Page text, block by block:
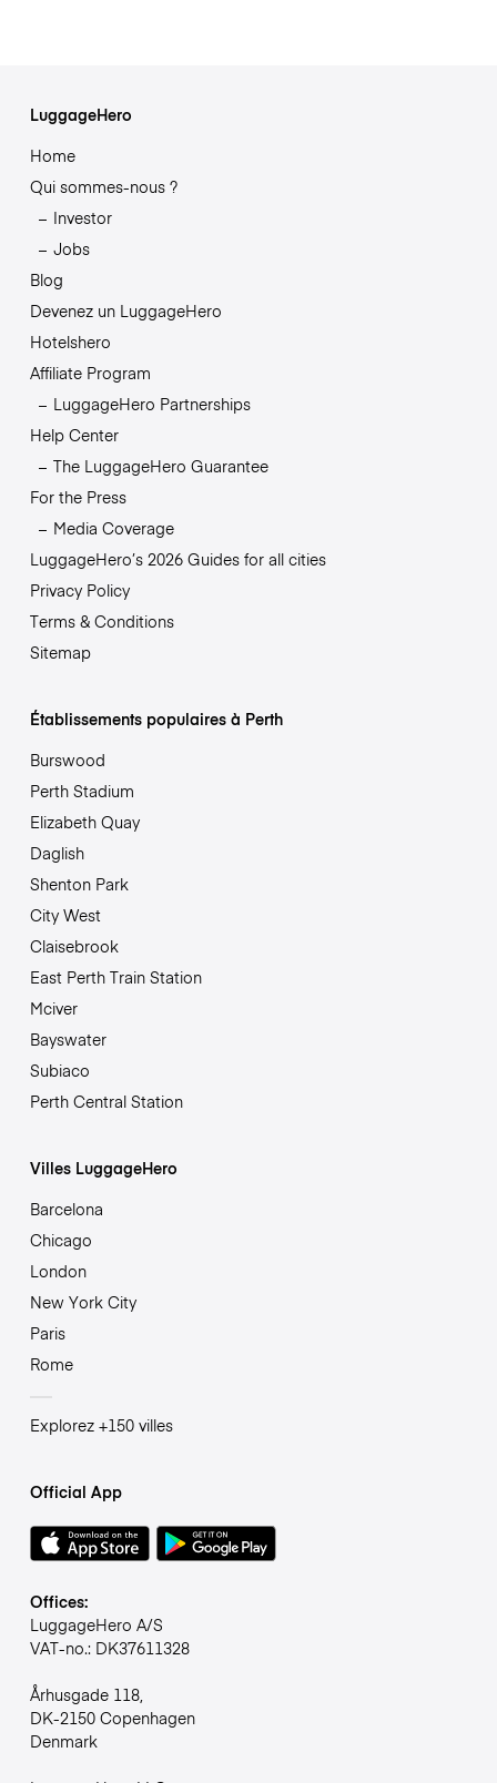
LuggageHero
Home
Qui sommes-nous ?
Investor
Jobs
Blog
Devenez un LuggageHero
Hotelshero
Affiliate Program
LuggageHero Partnerships
Help Center
The LuggageHero Guarantee
For the Press
Media Coverage
LuggageHero’s 2026 Guides for all cities
Privacy Policy
Terms & Conditions
Sitemap
Établissements populaires à Perth
Burswood
Perth Stadium
Elizabeth Quay
Daglish
Shenton Park
City West
Claisebrook
East Perth Train Station
Mciver
Bayswater
Subiaco
Perth Central Station
Villes LuggageHero
Barcelona
Chicago
London
New York City
Paris
Rome
Explorez +150 villes
Official App
Offices:
LuggageHero A/S
VAT-no.: DK37611328
Århusgade 118,
DK-2150 Copenhagen
Denmark